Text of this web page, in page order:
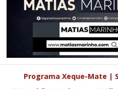
Programa Xeque-Mate |